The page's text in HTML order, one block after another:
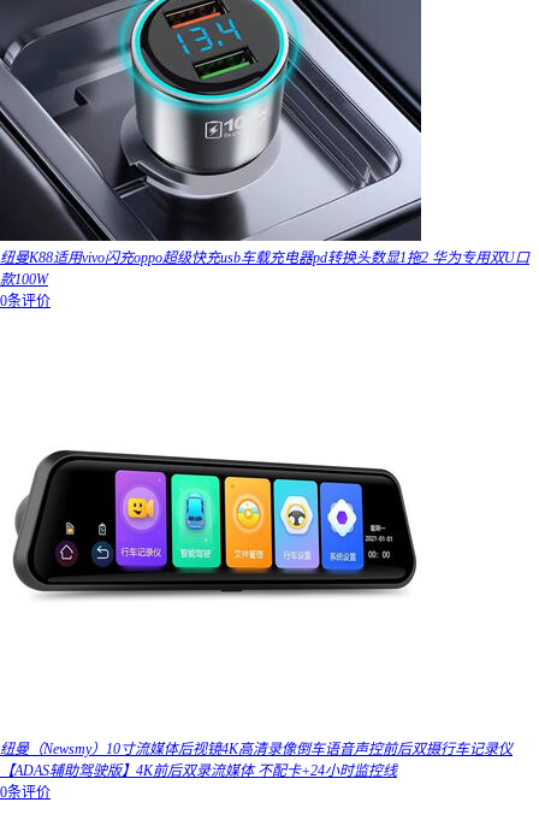
纽曼K88适用vivo闪充oppo超级快充usb车载充电器pd转换头数显1拖2 华为专用双U口
款100W
0条评价
纽曼（Newsmy）10寸流媒体后视镜4K高清录像倒车语音声控前后双摄行车记录仪
【ADAS辅助驾驶版】4K前后双录流媒体 不配卡+24小时监控线
0条评价